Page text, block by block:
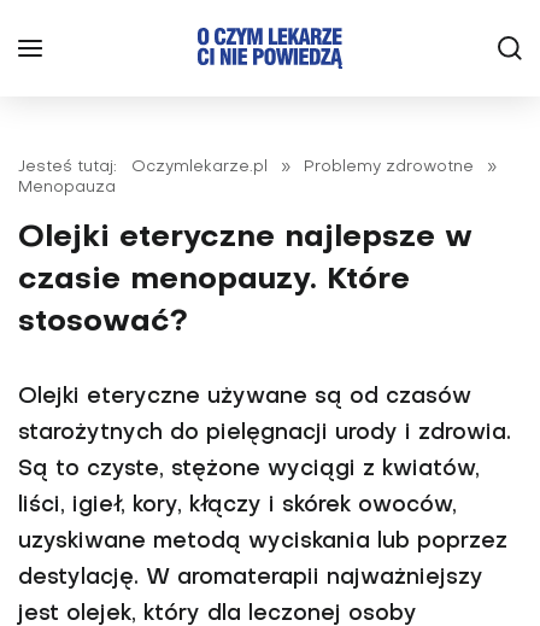
Jesteś tutaj: Oczymlekarze.pl » Problemy zdrowotne
»
Menopauza
Olejki eteryczne najlepsze w
czasie menopauzy. Które
stosować?
Olejki eteryczne używane są od czasów
starożytnych do pielęgnacji urody i zdrowia.
Są to czyste, stężone wyciągi z kwiatów,
liści, igieł, kory, kłączy i skórek owoców,
uzyskiwane metodą wyciskania lub poprzez
destylację. W aromaterapii najważniejszy
jest olejek, który dla leczonej osoby